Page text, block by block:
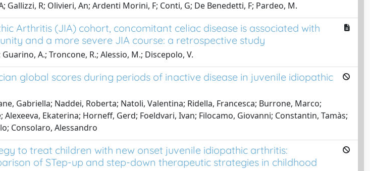
Gallizzi, R; Olivieri, An; Ardenti Morini, F; Conti, G; De Benedetti, F; Pardeo, M.
Arthritis (JIA) cohort, concomitant celiac disease is associated with
and a more severe JIA course: a retrospective study
A.; Troncone, R.; Alessio, M.; Discepolo, V.
global scores during periods of inactive disease in juvenile idiopathic
Gabriella; Naddei, Roberta; Natoli, Valentina; Ridella, Francesca; Burrone, Marco;
Alexeeva, Ekaterina; Horneff, Gerd; Foeldvari, Ivan; Filocamo, Giovanni; Constantin, Tamàs;
Consolaro, Alessandro
to treat children with new onset juvenile idiopathic arthritis:
of STep-up and step-down therapeutic strategies in childhood